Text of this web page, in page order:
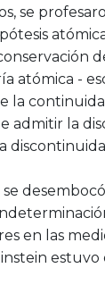
se
atómica -
la
admitir la
en las
estuvo